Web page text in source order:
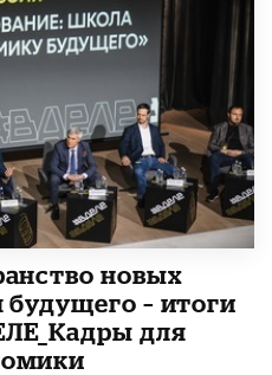
новых
– итоги
для